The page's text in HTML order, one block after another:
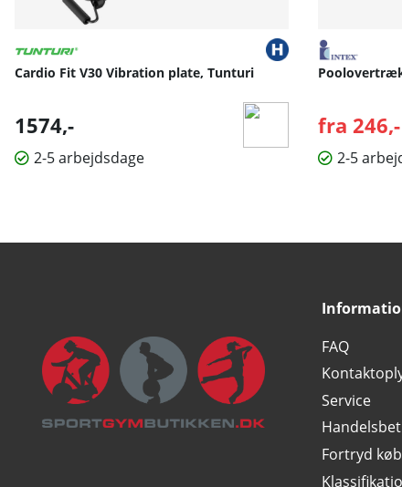
Cardio Fit V30 Vibration plate, Tunturi
1574,-
2-5 arbejdsdage
fra 246,-
2-5
FAQ
Service
Fortryd køb